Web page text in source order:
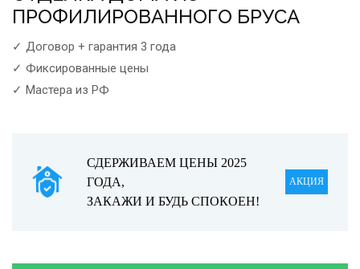
ПРОФИЛИРОВАННОГО БРУСА
✓ Договор + гарантия 3 года
✓ Фиксированные цены
✓ Мастера из РФ
СДЕРЖИВАЕМ ЦЕНЫ 2025
ГОДА,
ЗАКАЖИ И БУДЬ СПОКОЕН!
АКЦИЯ